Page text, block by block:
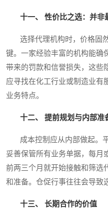
十一、 性价比之选：并非
选择代理机构时，价格固然
键。一家经验丰富的机构能确
带来的罚款和信誉损失，这些
应寻找在化工行业或制造业有
业务特点。
十二、 提前规划与内部准
成本控制应从内部做起。平
妥善保管所有业务单据，每月
前两三个月就开始接触和筛选
和准备。仓促行事往往会导致
十三、 长期合作的价值